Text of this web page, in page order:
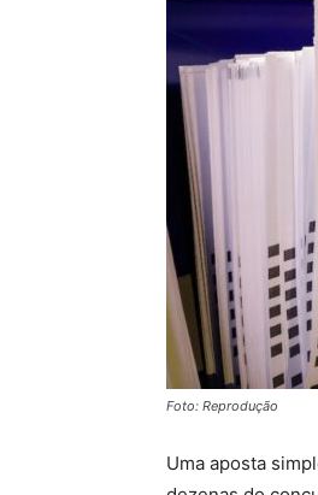
Foto: Reprodução
Uma aposta